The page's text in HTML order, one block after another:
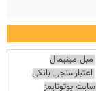
مبل مینیمال
اعتبارسنجی بانکی
سایت یوتوتایمز